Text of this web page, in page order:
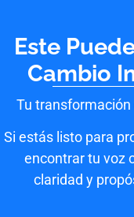
Este
Cambio
Tu
Si estás listo para
encontrar tu voz
claridad y